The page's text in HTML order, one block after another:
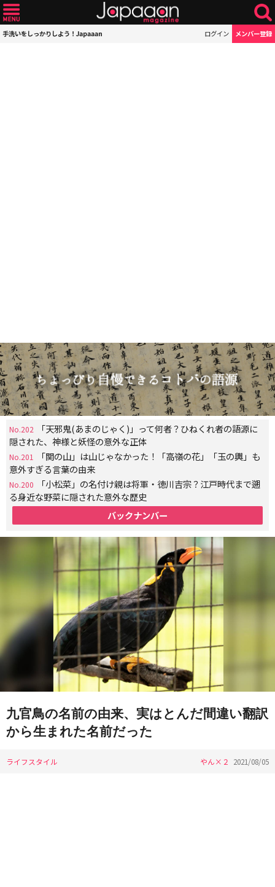
手洗いをしっかりしよう！Japaaan ログイン メンバー登録
No.202
「天邪鬼(あまのじゃく)」って何者？ひねくれ者の語源に
隠された、神様と妖怪の意外な正体
No.201
「関の山」は山じゃなかった！「高嶺の花」「玉の輿」も
意外すぎる言葉の由来
No.200
「小松菜」の名付け親は将軍・徳川吉宗？江戸時代まで遡
る身近な野菜に隠された意外な歴史
バックナンバー
九官鳥の名前の由来、実はとんだ間違い翻訳
から生まれた名前だった
ライフスタイル やん×２ 2021/08/05